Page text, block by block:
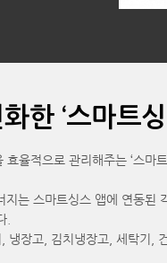
한 ‘스마트
효율적으로 관리해주는 ‘스
는 스마트싱스 앱에 연동
.
장고, 김치냉장고, 세탁기,